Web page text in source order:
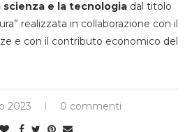
e la tecnologia dal titolo
realizzata in collaborazione con il
e con il contributo economico del
2023 0 commenti